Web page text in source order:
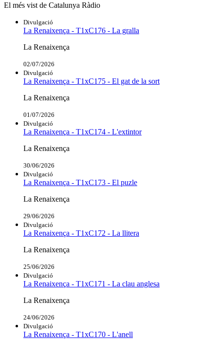
El més vist de Catalunya Ràdio
Divulgació
La Renaixença - T1xC176 - La gralla
La Renaixença
02/07/2026
Divulgació
La Renaixença - T1xC175 - El gat de la sort
La Renaixença
01/07/2026
Divulgació
La Renaixença - T1xC174 - L'extintor
La Renaixença
30/06/2026
Divulgació
La Renaixença - T1xC173 - El puzle
La Renaixença
29/06/2026
Divulgació
La Renaixença - T1xC172 - La llitera
La Renaixença
25/06/2026
Divulgació
La Renaixença - T1xC171 - La clau anglesa
La Renaixença
24/06/2026
Divulgació
La Renaixença - T1xC170 - L'anell